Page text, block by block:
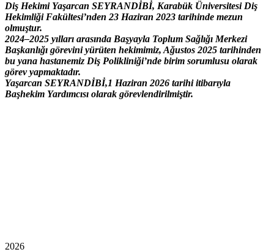
Diş Hekimi Yaşarcan SEYRANDİBİ, Karabük Üniversitesi Diş
Hekimliği Fakültesi’nden 23 Haziran 2023 tarihinde mezun
olmuştur.
2024–2025 yılları arasında Başyayla Toplum Sağlığı Merkezi
Başkanlığı görevini yürüten hekimimiz, Ağustos 2025 tarihinden
bu yana hastanemiz Diş Polikliniği’nde birim sorumlusu olarak
görev yapmaktadır.
Yaşarcan SEYRANDİBİ,1 Haziran 2026 tarihi itibarıyla
Başhekim Yardımcısı olarak görevlendirilmiştir.
2026